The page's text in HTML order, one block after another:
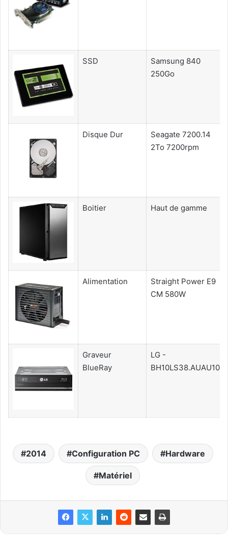
SSD
Samsung 840
250Go
Disque Dur
Seagate 7200.14
2To 7200rpm
Boitier Haut de gamme
Alimentation
Straight Power E9
CM 580W
Graveur
BlueRay
LG -
BH10LS38.AUAU10B
2014 Configuration PC Hardware
Matériel